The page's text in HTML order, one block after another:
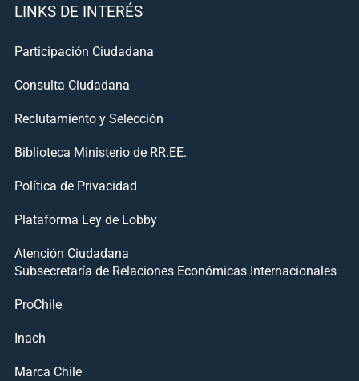
LINKS DE INTERÉS
Participación Ciudadana
Consulta Ciudadana
Reclutamiento y Selección
Biblioteca Ministerio de RR.EE.
Política de Privacidad
Plataforma Ley de Lobby
Atención Ciudadana
Subsecretaría de Relaciones Económicas Internacionales
ProChile
Inach
Marca Chile